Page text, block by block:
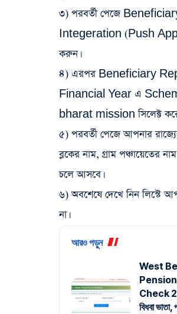
৩) পরবর্তী পেজে
Integeration (Push
করুন।
৪) এরপর Beneficiary
Financial Year এ
bharat mission সিলেক্ট করে
৫) পরবর্তী পেজে আপনার
ব্লকের নাম, গ্রাম পঞ্চায়েতের
চলে আসবে।
৬) অবশেষে দেখে নিন লিস্টে
না।
আরও পড়ুন
West
Check
বিধবা